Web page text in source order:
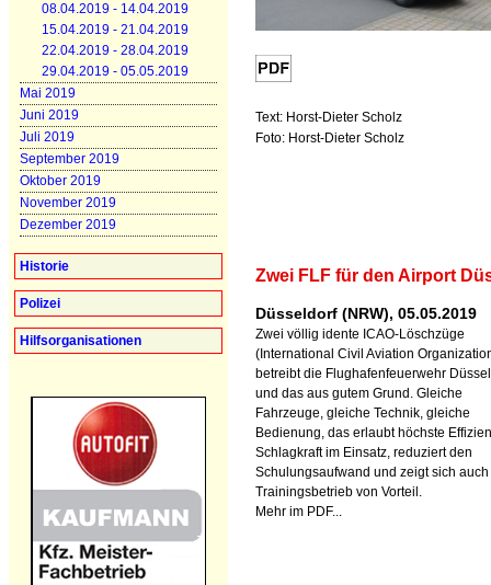
08.04.2019 - 14.04.2019
15.04.2019 - 21.04.2019
22.04.2019 - 28.04.2019
29.04.2019 - 05.05.2019
Mai 2019
Juni 2019
Juli 2019
September 2019
Oktober 2019
November 2019
Dezember 2019
Historie
Polizei
Hilfsorganisationen
Text: Horst-Dieter Scholz
Foto: Horst-Dieter Scholz
Zwei FLF für den Airport
Düsseldorf (NRW), 05.05.2019
Zwei völlig idente ICAO-Löschzüge
(International Civil Aviation
betreibt die Flughafenfeuerwehr
und das aus gutem Grund. Gleiche
Fahrzeuge, gleiche Technik, gleiche
Bedienung, das erlaubt höchste
Schlagkraft im Einsatz, reduziert den
Schulungsaufwand und zeigt sich auch
Trainingsbetrieb von Vorteil.
Mehr im PDF...